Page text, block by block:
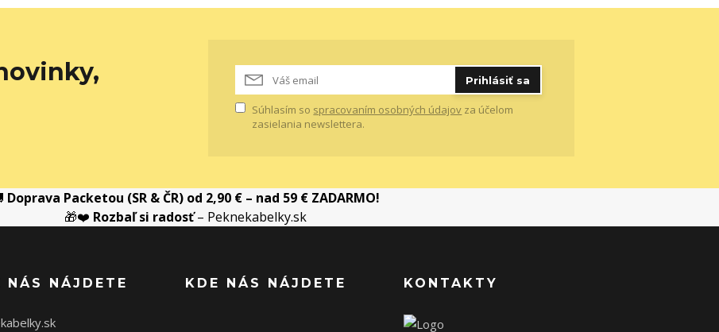
Prihlásiť sa
Súhlasím so spracovaním osobných údajov za účelom
zasielania newslettera.
Doprava Packetou (SR & ČR) od 2,90 € – nad 59 € ZADARMO!
🎁❤️ Rozbaľ si radosť– Peknekabelky.sk
NÁS NÁJDETE KDE NÁS NÁJDETE KONTAKTY